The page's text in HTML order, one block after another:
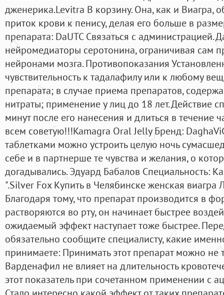
дженерика.Levitra В корзину. Она, как и Виагра,
приток крови к пенису, делая его больше в
препарата: DaUTC Связаться с администрацией.
нейромедиаторы серотонина, ограничивая сам
нейронами мозга. Противопоказания
чувствительность к тадалафилу или к любому
препарата; в случае приема препаратов,
нитраты; применение у лиц до 18 лет. Действие
минут после его нанесения и длиться в течение
всем советую!!!Kamagra Oral Jelly Бренд:
таблетками можно устроить целую ночь
себе и в партнерше те чувства и желания, о
догадывались. Эдуард Бабалов Специальность:
".Silver Fox Купить в Челябинске женская
Благодаря тому, что препарат производится в
растворяются во рту, он начинает быстрее
ожидаемый эффект наступает тоже быстрее.
обязательно сообщите специалисту, какие
принимаете: Принимать этот препарат можно не
Варденафил не влияет на длительность
этот показатель при сочетанном применении с